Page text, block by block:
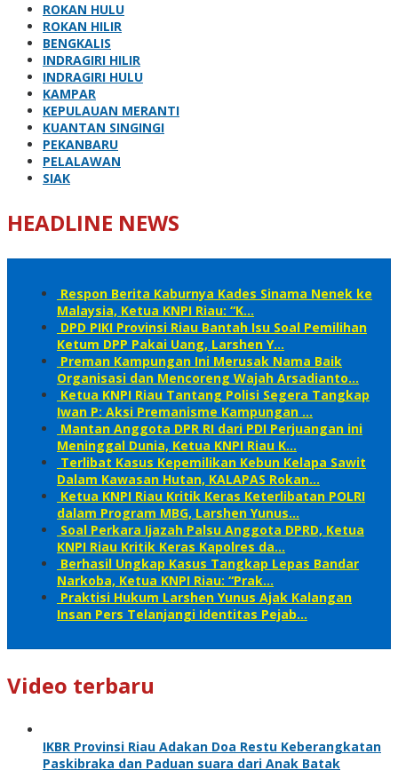
ROKAN HULU
ROKAN HILIR
BENGKALIS
INDRAGIRI HILIR
INDRAGIRI HULU
KAMPAR
KEPULAUAN MERANTI
KUANTAN SINGINGI
PEKANBARU
PELALAWAN
SIAK
HEADLINE NEWS
Respon Berita Kaburnya Kades Sinama Nenek ke
Malaysia, Ketua KNPI Riau: “K…
DPD PIKI Provinsi Riau Bantah Isu Soal Pemilihan
Ketum DPP Pakai Uang, Larshen Y…
Preman Kampungan Ini Merusak Nama Baik
Organisasi dan Mencoreng Wajah Arsadianto…
Ketua KNPI Riau Tantang Polisi Segera Tangkap
Iwan P: Aksi Premanisme Kampungan …
Mantan Anggota DPR RI dari PDI Perjuangan ini
Meninggal Dunia, Ketua KNPI Riau K…
Terlibat Kasus Kepemilikan Kebun Kelapa Sawit
Dalam Kawasan Hutan, KALAPAS Rokan…
Ketua KNPI Riau Kritik Keras Keterlibatan POLRI
dalam Program MBG, Larshen Yunus…
Soal Perkara Ijazah Palsu Anggota DPRD, Ketua
KNPI Riau Kritik Keras Kapolres da…
Berhasil Ungkap Kasus Tangkap Lepas Bandar
Narkoba, Ketua KNPI Riau: “Prak…
Praktisi Hukum Larshen Yunus Ajak Kalangan
Insan Pers Telanjangi Identitas Pejab…
Video terbaru
IKBR Provinsi Riau Adakan Doa Restu Keberangkatan
Paskibraka dan Paduan suara dari Anak Batak